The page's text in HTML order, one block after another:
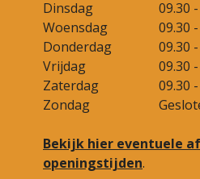
Dinsdag
09.30
Woensdag
09.30
Donderdag
09.30
Vrijdag
09.30
Zaterdag
09.30
Zondag
Bekijk hier eventuele
openingstijden.